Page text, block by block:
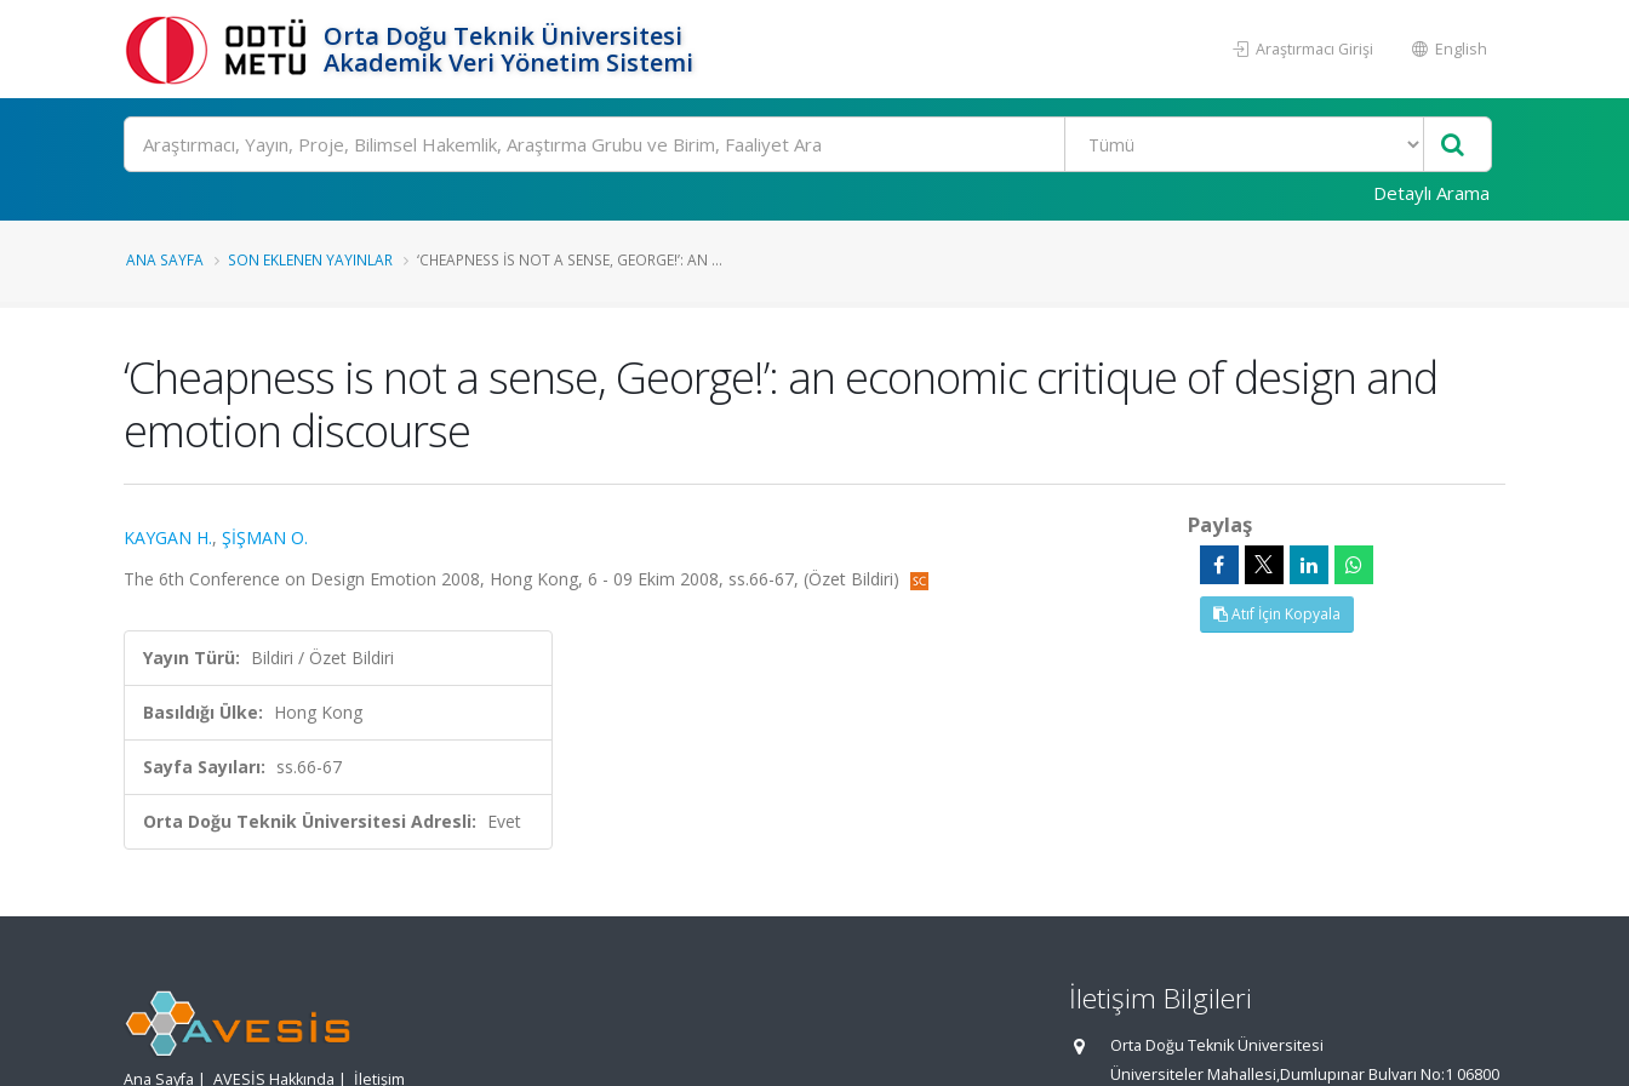
Orta Doğu Teknik Üniversitesi
Akademik Veri Yönetim Sistemi
Araştırmacı Girişi English
Ara
Detaylı Arama
ANA SAYFA SON EKLENEN YAYINLAR ‘CHEAPNESS IS NOT A SENSE, GEORGE!’: AN ...
‘Cheapness is not a sense, George!’: an economic critique of design and
emotion discourse
KAYGAN H., ŞİŞMAN O.
The 6th Conference on Design Emotion 2008, Hong Kong, 6 - 09 Ekim 2008, ss.66-67, (Özet Bildiri)
Yayın Türü: Bildiri / Özet Bildiri
Basıldığı Ülke: Hong Kong
Sayfa Sayıları: ss.66-67
Orta Doğu Teknik Üniversitesi Adresli: Evet
Paylaş
Atıf İçin Kopyala
Ana Sayfa | AVESİS Hakkında | İletişim
İletişim Bilgileri
Orta Doğu Teknik Üniversitesi
Üniversiteler Mahallesi,Dumlupınar Bulvarı No:1 06800